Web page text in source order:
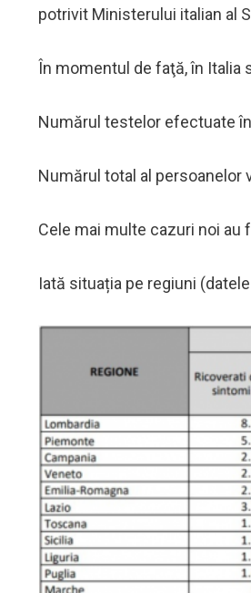
potrivit Ministerului italian al
În momentul de faţă, în Italia
Numărul testelor efectuate
Numărul total al persoanelor
Cele mai multe cazuri noi au
Iată situația pe regiuni